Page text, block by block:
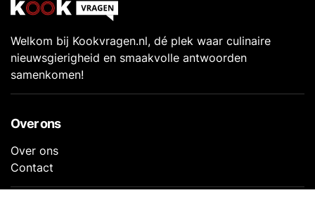
Welkom bij Kookvragen.nl, dé plek waar culinaire
nieuwsgierigheid en smaakvolle antwoorden
samenkomen!
Over ons
Over ons
Contact